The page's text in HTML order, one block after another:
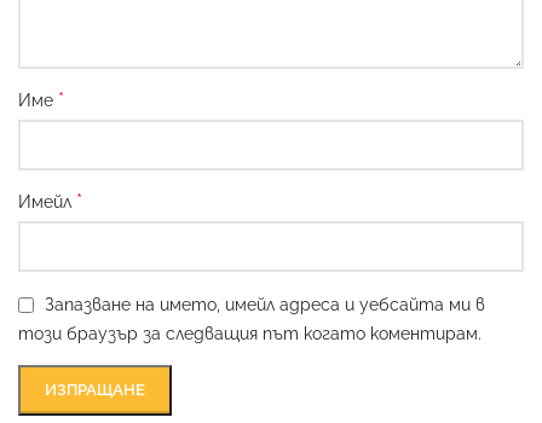
Име *
Имейл *
Запазване на името, имейл адреса и уебсайта ми в
този браузър за следващия път когато коментирам.